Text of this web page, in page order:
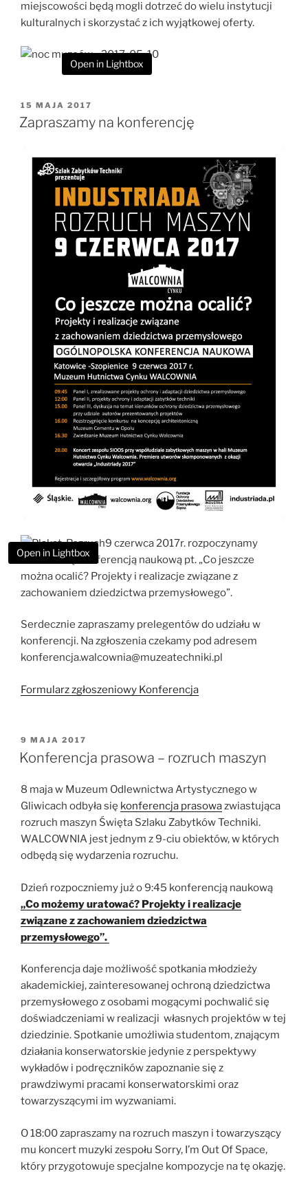
miejscowości będą mogli dotrzeć do wielu instytucji
kulturalnych i skorzystać z ich wyjątkowej oferty.
Open in Lightbox
OPUBLIKOWANE
W
15 MAJA 2017
Zapraszamy na konferencję
Open in Lightbox
9 czerwca 2017r. rozpoczynamy
Industriadę konferencją naukową pt. „Co jeszcze
można ocalić? Projekty i realizacje związane z
zachowaniem dziedzictwa przemysłowego”.
Serdecznie zapraszamy prelegentów do udziału w
konferencji. Na zgłoszenia czekamy pod adresem
konferencja.walcownia@muzeatechniki.pl
Formularz zgłoszeniowy Konferencja
OPUBLIKOWANE
W
9 MAJA 2017
Konferencja prasowa – rozruch maszyn
8 maja w Muzeum Odlewnictwa Artystycznego w
Gliwicach odbyła się konferencja prasowazwiastująca
rozruch maszyn Święta Szlaku Zabytków Techniki.
WALCOWNIA jest jednym z 9-ciu obiektów, w których
odbędą się wydarzenia rozruchu.
Dzień rozpoczniemy już o 9:45 konferencją naukową
„Co możemy uratować? Projekty i realizacje
związane z zachowaniem dziedzictwa
przemysłowego”.
Konferencja daje możliwość spotkania młodzieży
akademickiej, zainteresowanej ochroną dziedzictwa
przemysłowego z osobami mogącymi pochwalić się
doświadczeniami w realizacji własnych projektów w tej
dziedzinie. Spotkanie umożliwia studentom, znającym
działania konserwatorskie jedynie z perspektywy
wykładów i podręczników zapoznanie się z
prawdziwymi pracami konserwatorskimi oraz
towarzyszącymi im wyzwaniami.
O 18:00 zapraszamy na rozruch maszyn i towarzyszący
mu koncert muzyki zespołu Sorry, I’m Out Of Space,
który przygotowuje specjalne kompozycje na tę okazję.